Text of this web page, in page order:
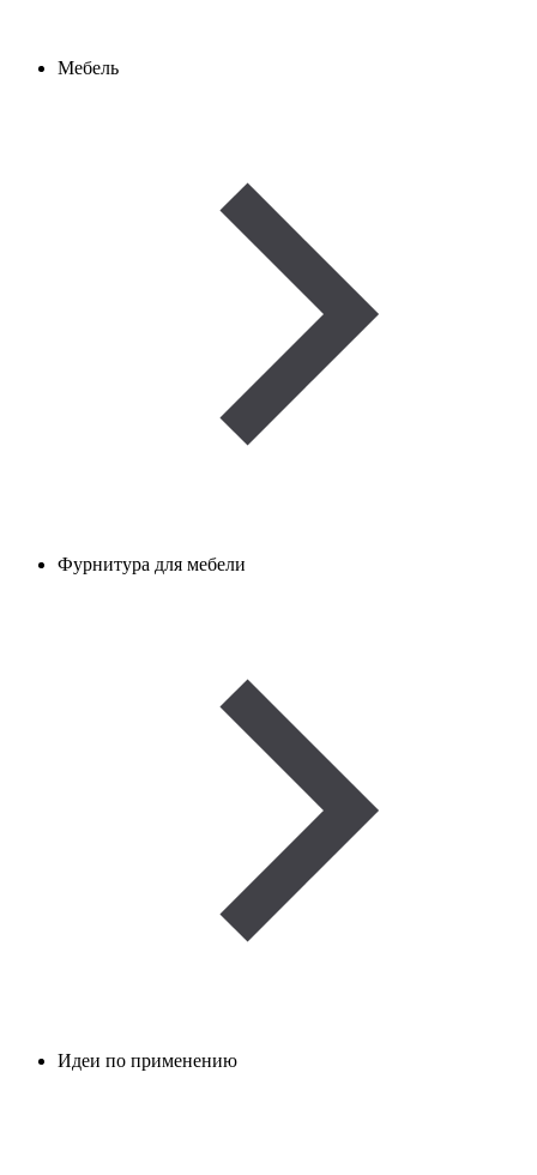
Мебель
Фурнитура для мебели
Идеи по применению